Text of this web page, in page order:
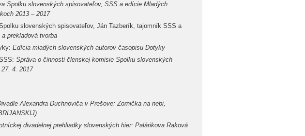
Spolku slovenských spisovateľov, SSS a edície Mladých
2013 – 2017
slovenských spisovateľov, Ján Tazberík, tajomník SSS a
prekladová tvorba
Edícia mladých slovenských autorov časopisu Dotyky
Správa o činnosti členskej komisie Spolku slovenských
4. 2017
Alexandra Duchnoviča v Prešove: Zornička na nebi,
divadelnej prehliadky slovenských hier: Palárikova Raková